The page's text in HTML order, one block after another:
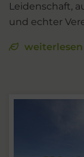
Leidenschaft,
und echter
weiterlesen